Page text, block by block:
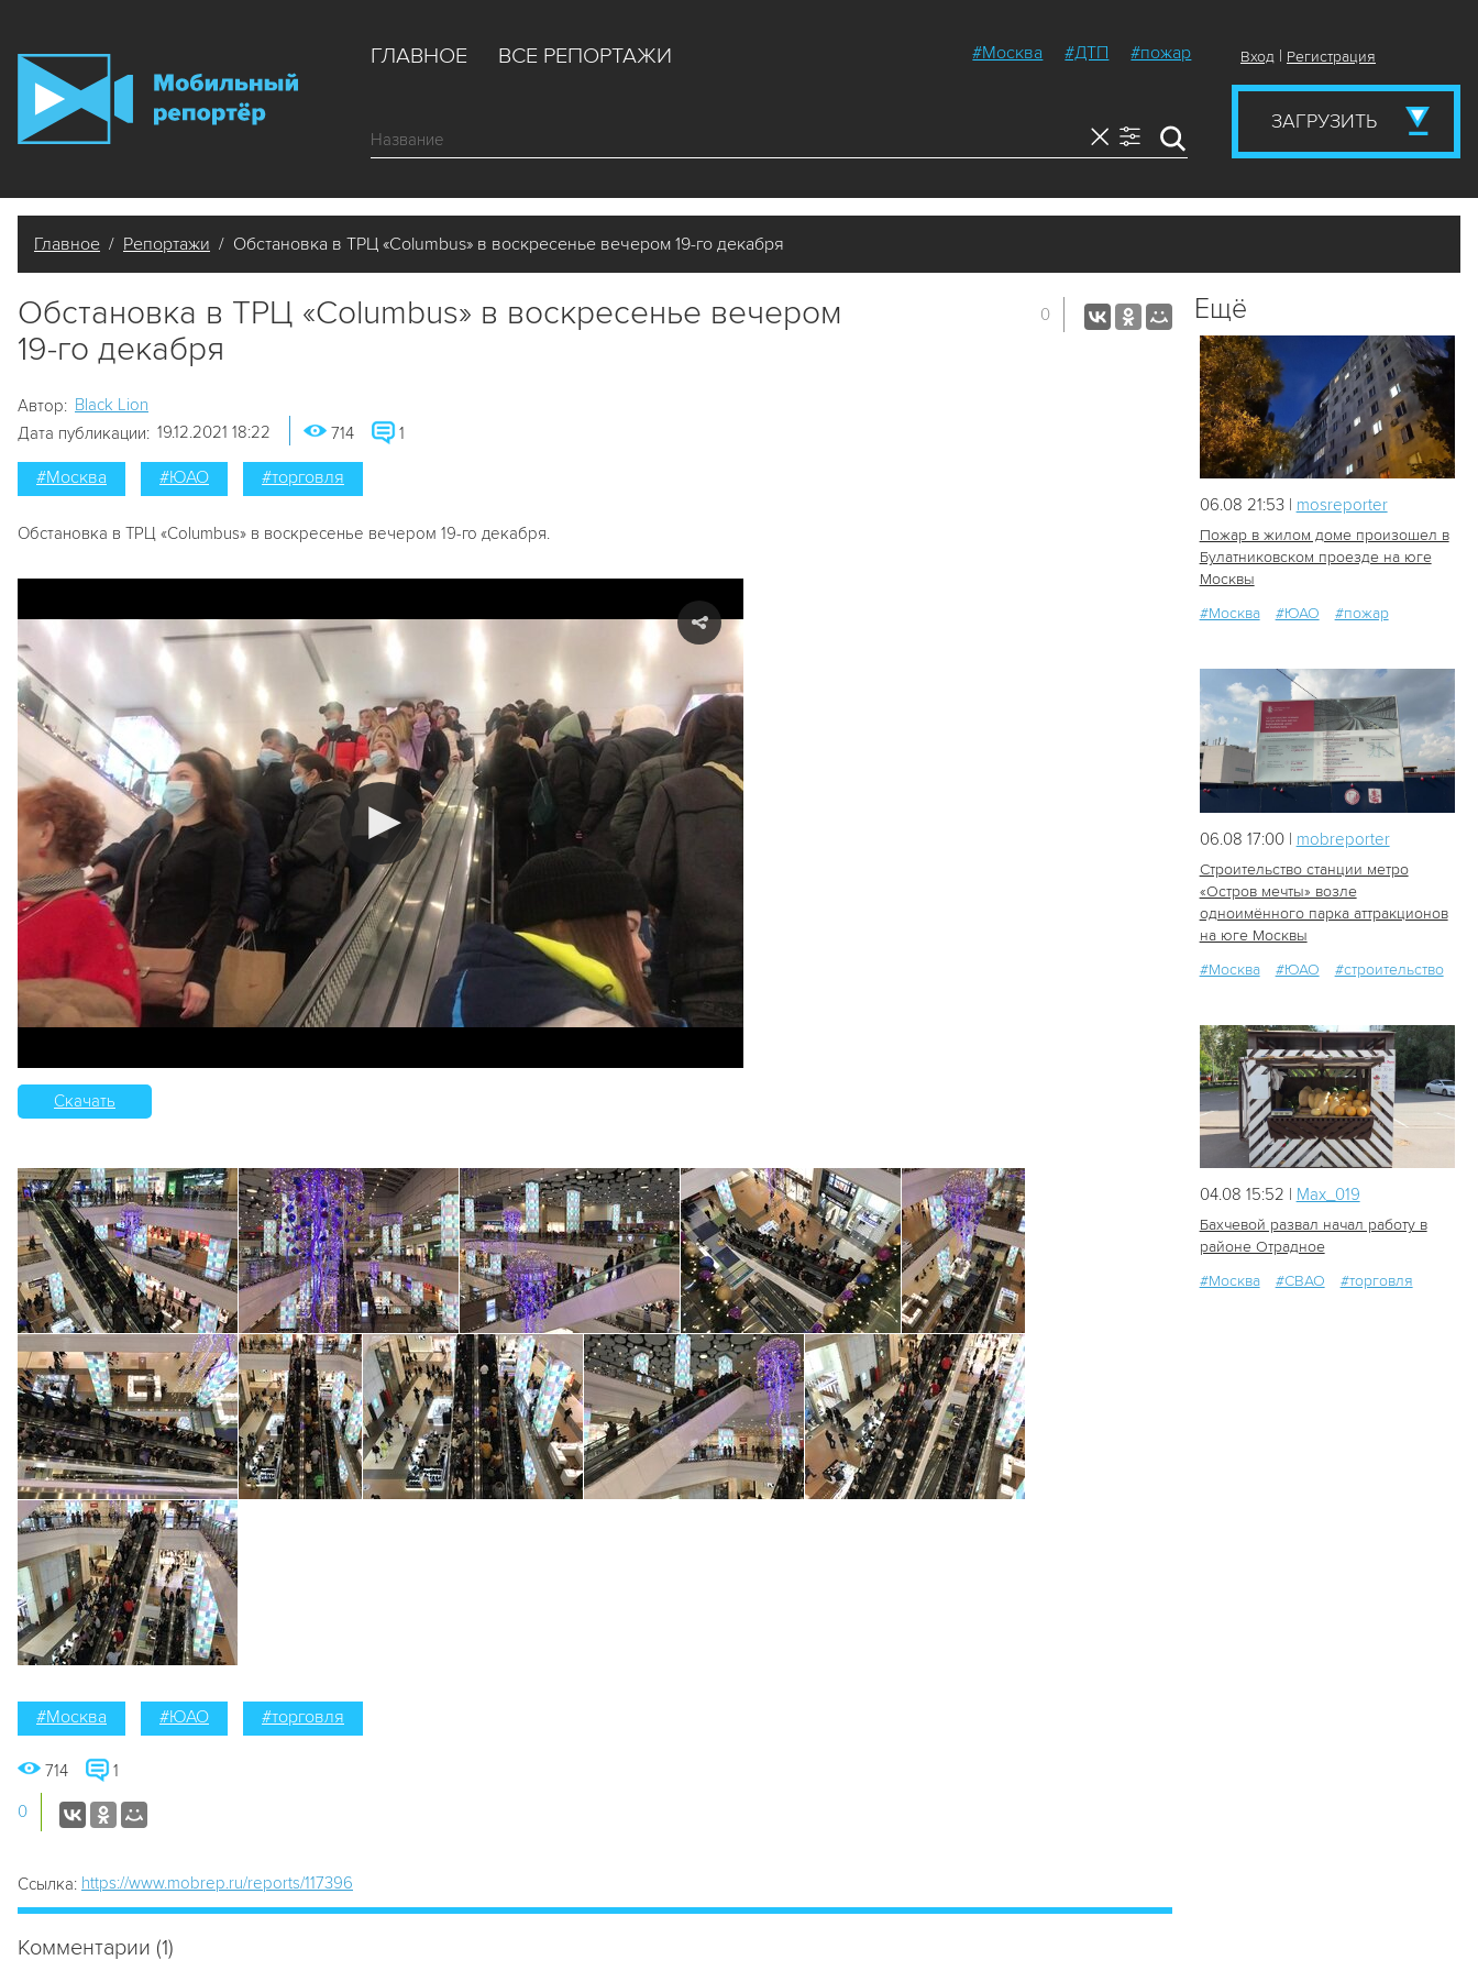
ГЛАВНОЕ ВСЕ РЕПОРТАЖИ #Москва #ДТП #пожар Вход | Регистрация
ЗАГРУЗИТЬ
Главное / Репортажи / Обстановка в ТРЦ «Columbus» в воскресенье вечером 19-го декабря
Обстановка в ТРЦ «Columbus» в воскресенье вечером
19-го декабря
0
Автор: Black Lion
Дата публикации: 19.12.2021 18:22 714 1
#Москва #ЮАО #торговля
Обстановка в ТРЦ «Columbus» в воскресенье вечером 19-го декабря.
Скачать
#Москва #ЮАО #торговля
714 1
0
Ссылка: https://www.mobrep.ru/reports/117396
Комментарии (1)
Ещё
06.08 21:53 | mosreporter
Пожар в жилом доме произошел в
Булатниковском проезде на юге
Москвы
#Москва
#ЮАО #пожар
06.08 17:00 | mobreporter
Строительство станции метро
«Остров мечты» возле
одноимённого парка аттракционов
на юге Москвы
#Москва
#ЮАО #строительство
68
04.08 15:52 | Мах_019
Бахчевой развал начал работу в
районе Отрадное
#Москва
#СВАО #торговля